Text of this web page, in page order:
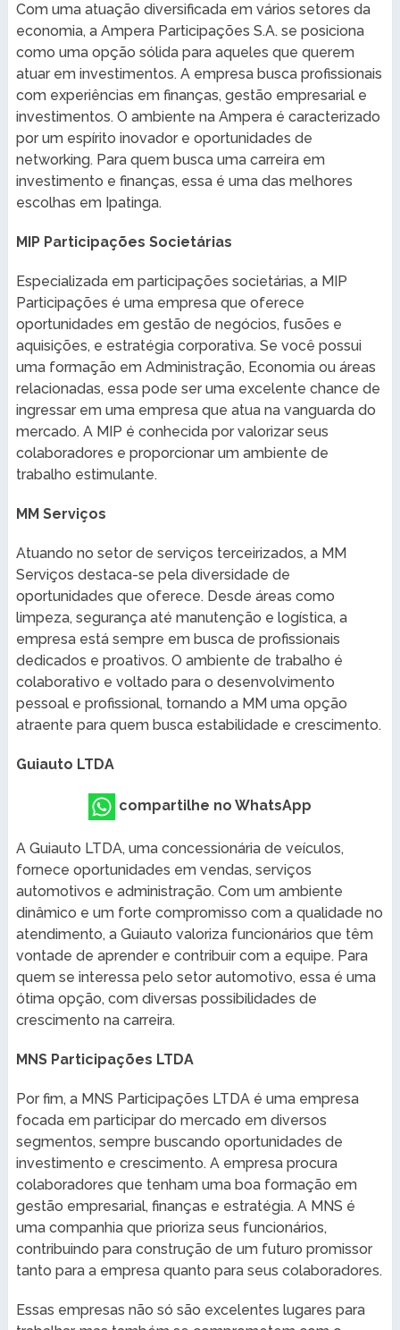
Com uma atuação diversificada em vários setores da
economia, a Ampera Participações S.A. se posiciona
como uma opção sólida para aqueles que querem
atuar em investimentos. A empresa busca profissionais
com experiências em finanças, gestão empresarial e
investimentos. O ambiente na Ampera é caracterizado
por um espírito inovador e oportunidades de
networking. Para quem busca uma carreira em
investimento e finanças, essa é uma das melhores
escolhas em Ipatinga.
MIP Participações Societárias
Especializada em participações societárias, a MIP
Participações é uma empresa que oferece
oportunidades em gestão de negócios, fusões e
aquisições, e estratégia corporativa. Se você possui
uma formação em Administração, Economia ou áreas
relacionadas, essa pode ser uma excelente chance de
ingressar em uma empresa que atua na vanguarda do
mercado. A MIP é conhecida por valorizar seus
colaboradores e proporcionar um ambiente de
trabalho estimulante.
MM Serviços
Atuando no setor de serviços terceirizados, a MM
Serviços destaca-se pela diversidade de
oportunidades que oferece. Desde áreas como
limpeza, segurança até manutenção e logística, a
empresa está sempre em busca de profissionais
dedicados e proativos. O ambiente de trabalho é
colaborativo e voltado para o desenvolvimento
pessoal e profissional, tornando a MM uma opção
atraente para quem busca estabilidade e crescimento.
Guiauto LTDA
compartilhe no WhatsApp
A Guiauto LTDA, uma concessionária de veículos,
fornece oportunidades em vendas, serviços
automotivos e administração. Com um ambiente
dinâmico e um forte compromisso com a qualidade no
atendimento, a Guiauto valoriza funcionários que têm
vontade de aprender e contribuir com a equipe. Para
quem se interessa pelo setor automotivo, essa é uma
ótima opção, com diversas possibilidades de
crescimento na carreira.
MNS Participações LTDA
Por fim, a MNS Participações LTDA é uma empresa
focada em participar do mercado em diversos
segmentos, sempre buscando oportunidades de
investimento e crescimento. A empresa procura
colaboradores que tenham uma boa formação em
gestão empresarial, finanças e estratégia. A MNS é
uma companhia que prioriza seus funcionários,
contribuindo para construção de um futuro promissor
tanto para a empresa quanto para seus colaboradores.
Essas empresas não só são excelentes lugares para